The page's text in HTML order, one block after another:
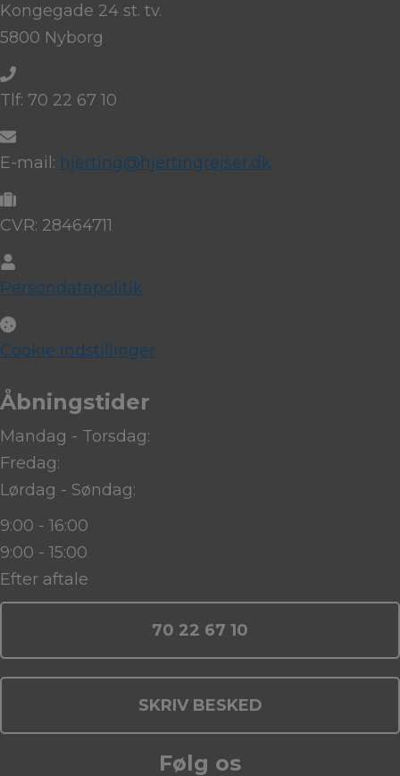
Kongegade 24 st. tv.
5800 Nyborg
Tlf: 70 22 67 10
E-mail: hjerting@hjertingrejser.dk
CVR: 28464711
Persondatapolitik
Cookie indstillinger
Åbningstider
Mandag - Torsdag:
Fredag:
Lørdag - Søndag:
9:00 - 16:00
9:00 - 15:00
Efter aftale
70 22 67 10
SKRIV BESKED
Følg os